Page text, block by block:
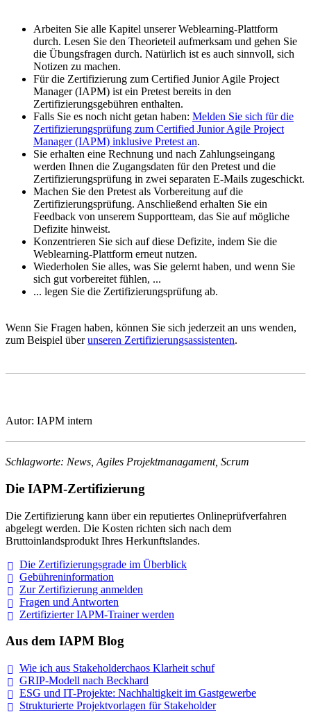
Arbeiten Sie alle Kapitel unserer Weblearning-Plattform
durch. Lesen Sie den Theorieteil aufmerksam und gehen Sie
die Übungsfragen durch. Natürlich ist es auch sinnvoll, sich
Notizen zu machen.
Für die Zertifizierung zum Certified Junior Agile Project
Manager (IAPM) ist ein Pretest bereits in den
Zertifizierungsgebühren enthalten.
Falls Sie es noch nicht getan haben: Melden Sie sich für die
Zertifizierungsprüfung zum Certified Junior Agile Project
Manager (IAPM) inklusive Pretest an.
Sie erhalten eine Rechnung und nach Zahlungseingang
werden Ihnen die Zugangsdaten für den Pretest und die
Zertifizierungsprüfung in zwei separaten E-Mails zugeschickt.
Machen Sie den Pretest als Vorbereitung auf die
Zertifizierungsprüfung. Anschließend erhalten Sie ein
Feedback von unserem Supportteam, das Sie auf mögliche
Defizite hinweist.
Konzentrieren Sie sich auf diese Defizite, indem Sie die
Weblearning-Plattform erneut nutzen.
Wiederholen Sie alles, was Sie gelernt haben, und wenn Sie
sich gut vorbereitet fühlen, ...
... legen Sie die Zertifizierungsprüfung ab.
Wenn Sie Fragen haben, können Sie sich jederzeit an uns wenden,
zum Beispiel überunseren Zertifizierungsassistenten.
Autor: IAPM intern
Schlagworte: News, Agiles Projektmanagament, Scrum
Die IAPM-Zertifizierung
Die Zertifizierung kann über ein reputiertes Onlineprüfverfahren
abgelegt werden. Die Kosten richten sich nach dem
Bruttoinlandsprodukt Ihres Herkunftslandes.
Die Zertifizierungsgrade im Überblick
Gebühreninformation
Zur Zertifizierung anmelden
Fragen und Antworten
Zertifizierter IAPM-Trainerwerden
Aus dem IAPM Blog
Wie ich aus Stakeholderchaos Klarheit schuf
GRIP-Modell nach Beckhard
ESG und IT-Projekte: Nachhaltigkeit im Gastgewerbe
Strukturierte Projektvorlagen für Stakeholder